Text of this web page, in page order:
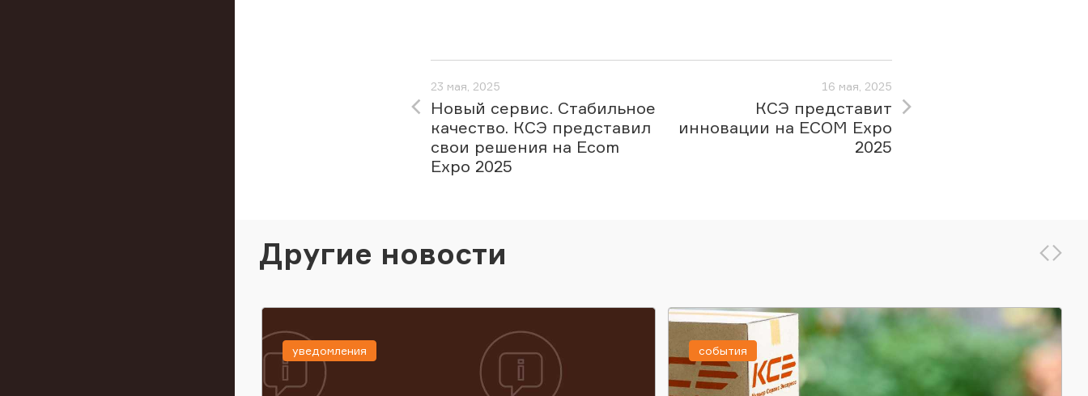
23 мая, 2025
Новый сервис. Стабильное
качество. КСЭ представил
свои решения на Ecom
Expo 2025
16 мая, 2025
КСЭ представит
инновации на ECOM Expo
2025
Другие новости
уведомления события